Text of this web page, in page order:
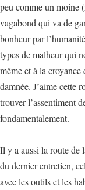
peu comme un moine
vagabond qui va de
bonheur par
types de malheur qui
même et à la
damnée. J’aime cette
trouver l’assentiment
fondamentalement.
Il y a aussi la route de
du dernier entretien,
avec les outils et les